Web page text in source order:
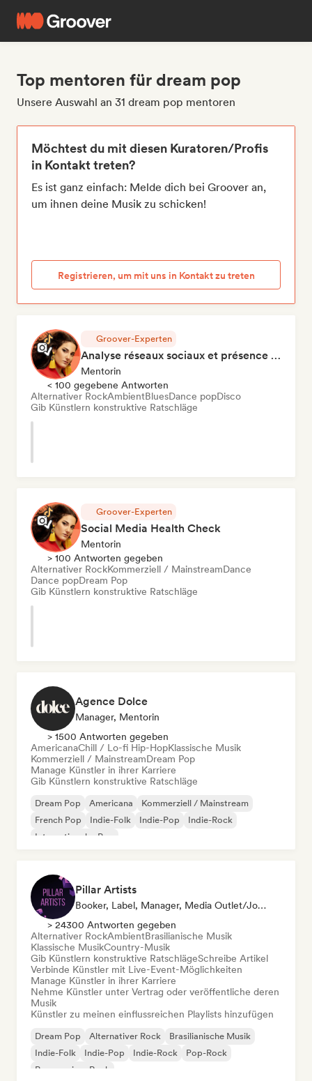
Top mentoren für dream pop
Unsere Auswahl an 31 dream pop mentoren
Möchtest du mit diesen Kuratoren/Profis
in Kontakt treten?
Es ist ganz einfach: Melde dich bei Groover an,
um ihnen deine Musik zu schicken!
Registrieren, um mit uns in Kontakt zu treten
Groover-Experten
Analyse réseaux sociaux et présence en ligne
Mentorin
< 100 gegebene Antworten
Alternativer RockAmbientBluesDance popDisco
Gib Künstlern konstruktive Ratschläge
Groover-Experten
Social Media Health Check
Mentorin
> 100 Antworten gegeben
Alternativer RockKommerziell / MainstreamDance
Dance popDream Pop
Gib Künstlern konstruktive Ratschläge
Agence Dolce
Manager, Mentorin
> 1500 Antworten gegeben
AmericanaChill / Lo-fi Hip-HopKlassische Musik
Kommerziell / MainstreamDream Pop
Manage Künstler in ihrer Karriere
Gib Künstlern konstruktive Ratschläge
Dream Pop Americana
Kommerziell / Mainstream
French Pop
Indie-Folk Indie-Pop
Indie-Rock
Internationaler Pop
Pillar Artists
Booker, Label, Manager, Media Outlet/Journalist, Mentorin, Playlist-Kurator
> 24300 Antworten gegeben
Alternativer RockAmbientBrasilianische Musik
Klassische MusikCountry-Musik
Gib Künstlern konstruktive RatschlägeSchreibe Artikel
Verbinde Künstler mit Live-Event-Möglichkeiten
Manage Künstler in ihrer Karriere
Nehme Künstler unter Vertrag oder veröffentliche deren
Musik
Künstler zu meinen einflussreichen Playlists hinzufügen
Dream Pop Alternativer Rock
Brasilianische Musik
Indie-Folk
Indie-Pop Indie-Rock
Pop-Rock
Progressiver Rock